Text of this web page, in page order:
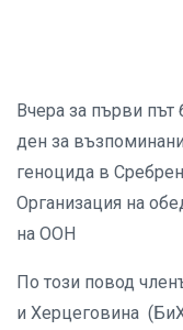
Вчера за първи
ден за
геноцида в
Организация на
на ООН
По този повод
и Херцеговина